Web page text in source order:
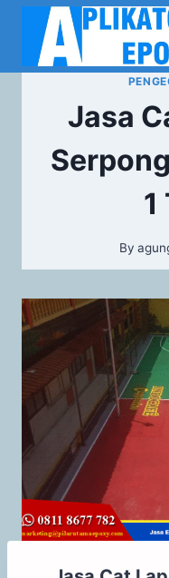
Jasa
1
By